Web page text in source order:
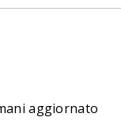
aggiornato